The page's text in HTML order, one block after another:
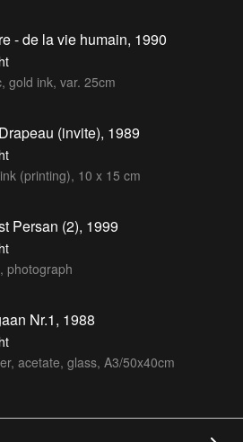
- de la vie humain, 1990
gold ink, var. 25cm
(invite), 1989
(printing), 10 x 15 cm
Persan (2), 1999
photograph
Nr.1, 1988
acetate, glass, A3/50x40cm